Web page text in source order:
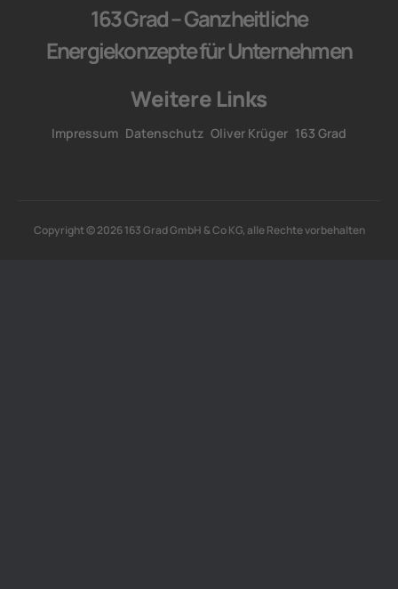
163 Grad – Ganzheitliche
Energiekonzepte für Unternehmen
Weitere Links
Impressum Datenschutz Oliver Krüger 163 Grad
Copyright © 2026 163 Grad GmbH & Co KG, alle Rechte vorbehalten